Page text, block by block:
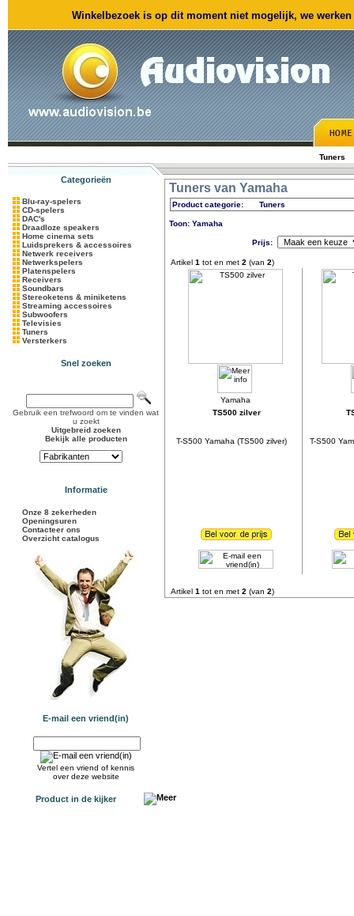
Winkelbezoek is op dit moment niet mogelijk, we
Tuners
Categorieën
Blu-ray-spelers
CD-spelers
DAC's
Draadloze speakers
Home cinema sets
Luidsprekers & accessoires
Netwerk receivers
Netwerkspelers
Platenspelers
Receivers
Soundbars
Stereoketens & miniketens
Streaming accessoires
Subwoofers
Televisies
Tuners
Versterkers
Snel zoeken
Gebruik een trefwoord om te vinden wat
u zoekt
Uitgebreid zoeken
Bekijk alle producten
Informatie
Onze 8 zekerheden
Openingsuren
Contacteer ons
Overzicht catalogus
E-mail een vriend(in)
Vertel een vriend of kennis
over deze website
Product in de kijker
Tuners van Yamaha
Product categorie: Tuners
Toon: Yamaha
Prijs:
Artikel 1 tot en met 2 (van 2)
TS500 zilver
T-S500 Yamaha (TS500 zilver) T-S500
Artikel 1 tot en met 2 (van 2)